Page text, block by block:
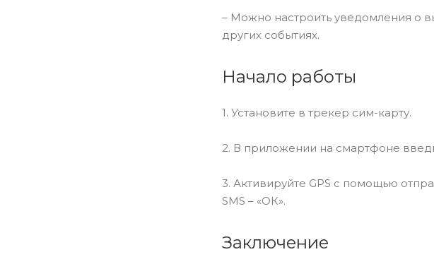
– Можно настроить уведомления о
других событиях.
Начало работы
1. Установите в трекер сим-карту.
2. В приложении на смартфоне
3. Активируйте GPS c помощью
SMS – «ОК».
Заключение